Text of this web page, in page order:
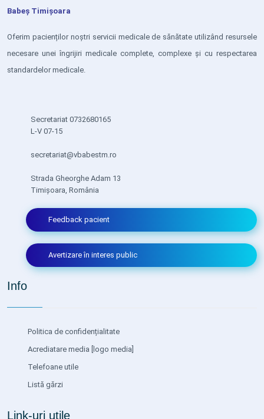
Babeș Timișoara
Oferim pacienților noștri servicii medicale de sănătate utilizând resursele
necesare unei îngrijiri medicale complete, complexe și cu respectarea
standardelor medicale.
Secretariat 0732680165
L-V 07-15
secretariat@vbabestm.ro
Strada Gheorghe Adam 13
Timișoara, România
Feedback pacient
Avertizare în interes public
Info
Politica de confidențialitate
Acrediatare media [logo media]
Telefoane utile
Listă gărzi
Link-uri utile